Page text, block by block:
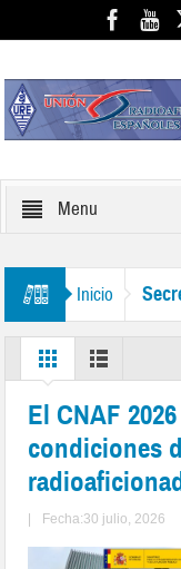
Menu
Inicio
Infraestructuras
El CNAF
condiciones
| Fecha:30 julio, 2026